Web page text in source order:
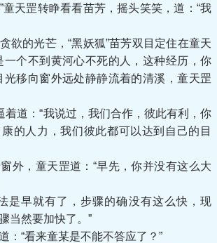
童天罡转睁看看苗芳，摇头笑笑，道：“我
的光芒，“黑妖狐”苗芳双目定住在童天
一个不到黄河心不死的人，这种经历，你
光移向窗外远处静静流着的清溪，童天罡
道：“我说过，我们合作，彼此有利，你
的人力，我们彼此都可以达到自己的目
，童天罡道：“早先，你并没有这么大
早就有了，步骤的确没有这么快，现
当然要加快了。”
“看来童某是不能不答应了？”